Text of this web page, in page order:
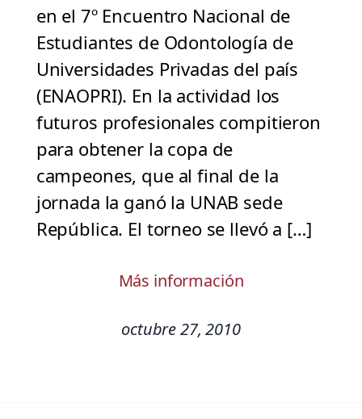
en el 7º Encuentro Nacional de
Estudiantes de Odontología de
Universidades Privadas del país
(ENAOPRI). En la actividad los
futuros profesionales compitieron
para obtener la copa de
campeones, que al final de la
jornada la ganó la UNAB sede
República. El torneo se llevó a […]
Más información
octubre 27, 2010